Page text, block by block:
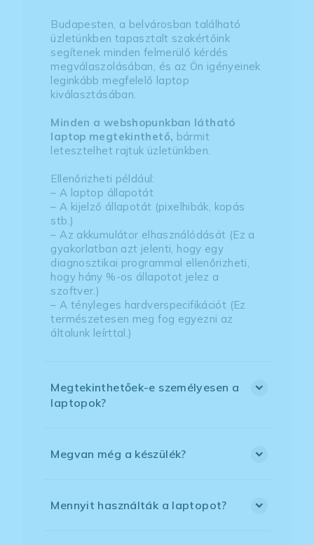
Budapesten, a belvárosban található
üzletünkben tapasztalt szakértőink
segítenek minden felmerülő kérdés
megválaszolásában, és az Ön igényeinek
leginkább megfelelő laptop
kiválasztásában.
Minden a webshopunkban látható
laptop megtekinthető, bármit
letesztelhet rajtuk üzletünkben.
Ellenőrizheti például:
– A laptop állapotát
– A kijelző állapotát (pixelhibák, kopás
stb.)
– Az akkumulátor elhasználódását (Ez a
gyakorlatban azt jelenti, hogy egy
diagnosztikai programmal ellenőrizheti,
hogy hány %-os állapotot jelez a
szoftver.)
– A tényleges hardverspecifikációt (Ez
természetesen meg fog egyezni az
általunk leírttal.)
Megtekinthetőek-e személyesen a
laptopok?
Megvan még a készülék?
Mennyit használták a laptopot?